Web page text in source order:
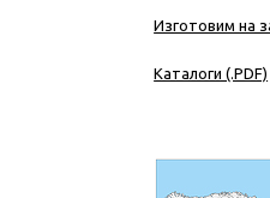
Изготовим на
Каталоги (.PDF)